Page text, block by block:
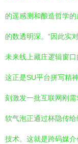
的遥感测和酿造哲学
的数透明深。“因此实
未来线上藏庄逻辑窗
这正是SU平台拼写精
刻激发一批互联网刚
软气泡正通过杯隐传
技术。这就是跨码媒